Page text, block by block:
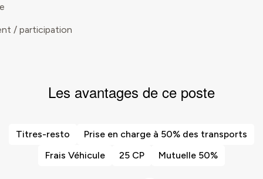
/ participation
Les avantages de ce poste
Titres-resto
Prise en charge à 50% des transports
Frais Véhicule
25 CP Mutuelle 50%